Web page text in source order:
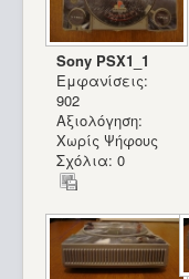
Sony PSX1_1
Εμφανίσεις:
902
Αξιολόγηση:
Χωρίς Ψήφους
Σχόλια: 0